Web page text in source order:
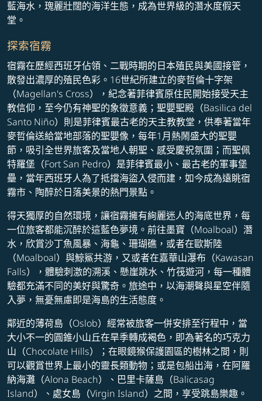
藍海水，瑰麗壯闊的海洋生態，成為世界級的潛水度假天
堂。
探索宿霧
宿霧在歷經西班牙佔領、二戰時期的日本殖民與美國接管，
散發出濃厚的殖民色彩。16世紀所建立的麥哲倫十字架
（Magellan's Cross），紀念著菲律賓原住民開始接受天主
教信仰，至今仍有神聖的象徵意義；聖嬰聖殿（Basilica del
Santo Niño）則是菲律賓最古老的天主教教堂，供奉著當年
麥哲倫送給當地部落的聖嬰像，每年1月熱鬧盛大的聖嬰
節，吸引全世界旅客及當地人朝聖、感受慶祝氛圍；而聖佩
特羅堡（Fort San Pedro）是菲律賓最小、最古老的軍事堡
壘，當年西班牙人為了抵擋海盜入侵而建，如今成為遠眺宿
霧市、陶醉於日落美景的熱門景點。
得天獨厚的自然環境，讓宿霧擁有絢麗迷人的海底世界，每
一位旅客都能沉醉於這藍色夢境。前往墨寶（Moalboal）潛
水，欣賞沙丁魚風暴、海龜、珊瑚礁，或者在歐斯陸
（Moalboal）與鯨鯊共游，又或者在嘉華山瀑布（Kawasan
Falls），體驗刺激的溯溪、懸崖跳水、竹筏遊河，每一種體
驗都充滿不同的美好與驚奇。旅途中，以海潮聲與星空伴隨
入夢，無憂無慮即是海島的生活態度。
鄰近的薄荷島（Oslob）經常被旅客一併安排至行程中，當
大小不一的圓錐小山丘在旱季轉成褐色，即為著名的巧克力
山（Chocolate Hills）；在眼鏡猴保護園區的樹林之間，則
可以觀賞世界上最小的靈長類動物；或是包船出海，在阿羅
納海灘（Alona Beach）、巴里卡薩島（Balicasag
Island）、處女島（Virgin Island）之間，享受跳島樂趣。